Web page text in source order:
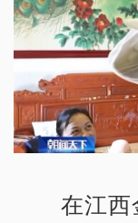
在江西